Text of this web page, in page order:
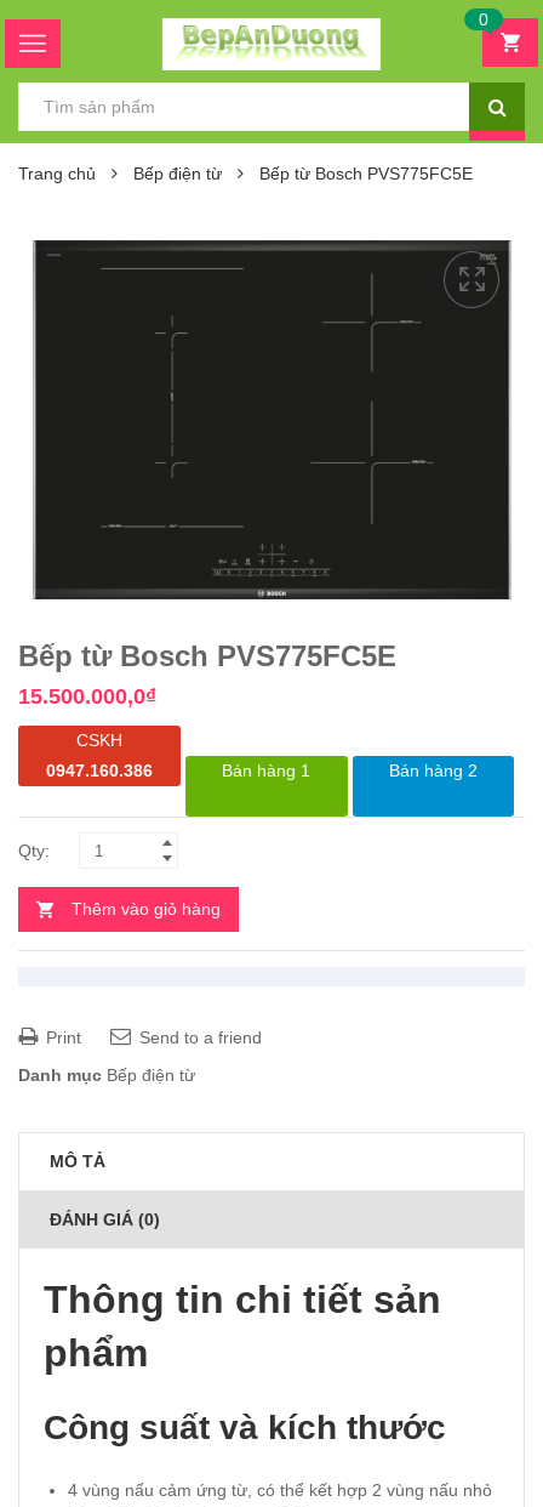
0
Trang chủ Bếp điện từ Bếp từ Bosch PVS775FC5E
Bếp từ Bosch PVS775FC5E
15.500.000,0₫
CSKH
0947.160.386
Bán hàng 1 Bán hàng 2
Thêm vào giỏ hàng
Print
Send to a friend
Danh mục Bếp điện từ
MÔ TẢ
ĐÁNH GIÁ (0)
Thông tin chi tiết sản
phẩm
Công suất và kích thước
4 vùng nấu cảm ứng từ, có thể kết hợp 2 vùng nấu nhỏ